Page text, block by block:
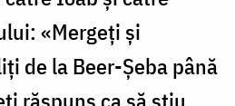
«Mergeţi şi
de la Beer-Şeba până